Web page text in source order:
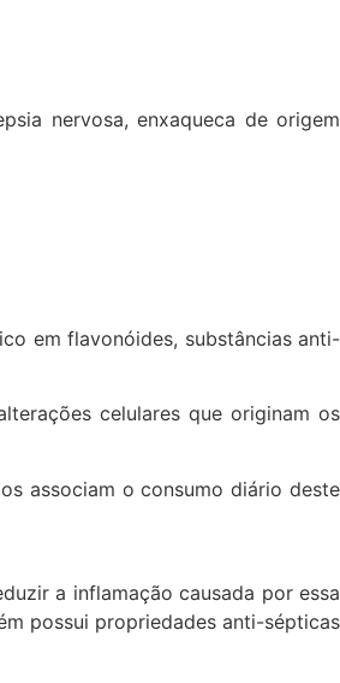
nervosa, enxaqueca de origem
em flavonóides, substâncias anti-
celulares que originam os
associam o consumo diário deste
a inflamação causada por essa
possui propriedades anti-sépticas